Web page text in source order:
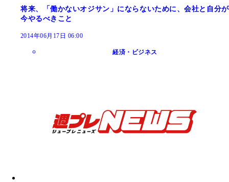
将来、「働かないオジサン」にならないために、会社と自分が
今やるべきこと
2014年06月17日 06:00
経済・ビジネス